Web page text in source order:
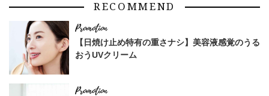
RECOMMEND
【日焼け止め特有の重さナシ】美容液感覚のうる
おうUVクリーム